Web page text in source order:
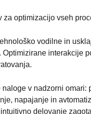
optimizacijo vseh
vodilne in
interakcije
v nadzorni omari:
napajanje in
delovanje